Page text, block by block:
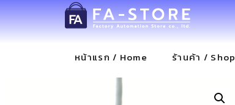
หน้าแรก / Home ร้านค้า / Shop